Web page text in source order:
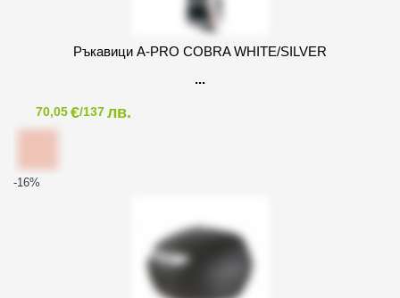
Ръкавици A-PRO COBRA WHITE/SILVER
70,05€/137лв.
-16%